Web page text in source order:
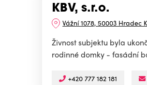
KBV, s.r.o.
Vážní 1078, 50003 Hradec
Živnost subjektu byla
rodinné domky - fasádní
+420 777 182 181